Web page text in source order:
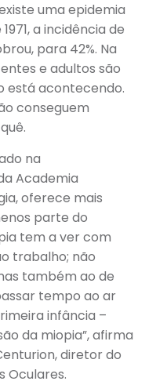
uma epidemia
a incidência de
para 42%. Na
e adultos são
está acontecendo.
conseguem
na
Academia
oferece mais
parte do
tem a ver com
trabalho; não
também ao de
tempo ao ar
infância –
da miopia”, afirma
diretor do
Oculares.